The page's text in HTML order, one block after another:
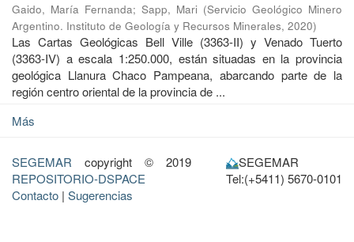
Gaido, María Fernanda; Sapp, Mari (Servicio Geológico Minero
Argentino. Instituto de Geología y Recursos Minerales, 2020)
Las Cartas Geológicas Bell Ville (3363-II) y Venado Tuerto
(3363-IV) a escala 1:250.000, están situadas en la provincia
geológica Llanura Chaco Pampeana, abarcando parte de la
región centro oriental de la provincia de ...
Más
SEGEMAR copyright © 2019
REPOSITORIO-DSPACE
Contacto | Sugerencias
SEGEMAR
Tel:(+5411) 5670-0101